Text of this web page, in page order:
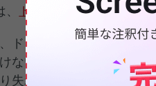
ドライブをFAT32にフ
ドライブの側面にありま
ないようにするランプロ
失われたりする可能性が